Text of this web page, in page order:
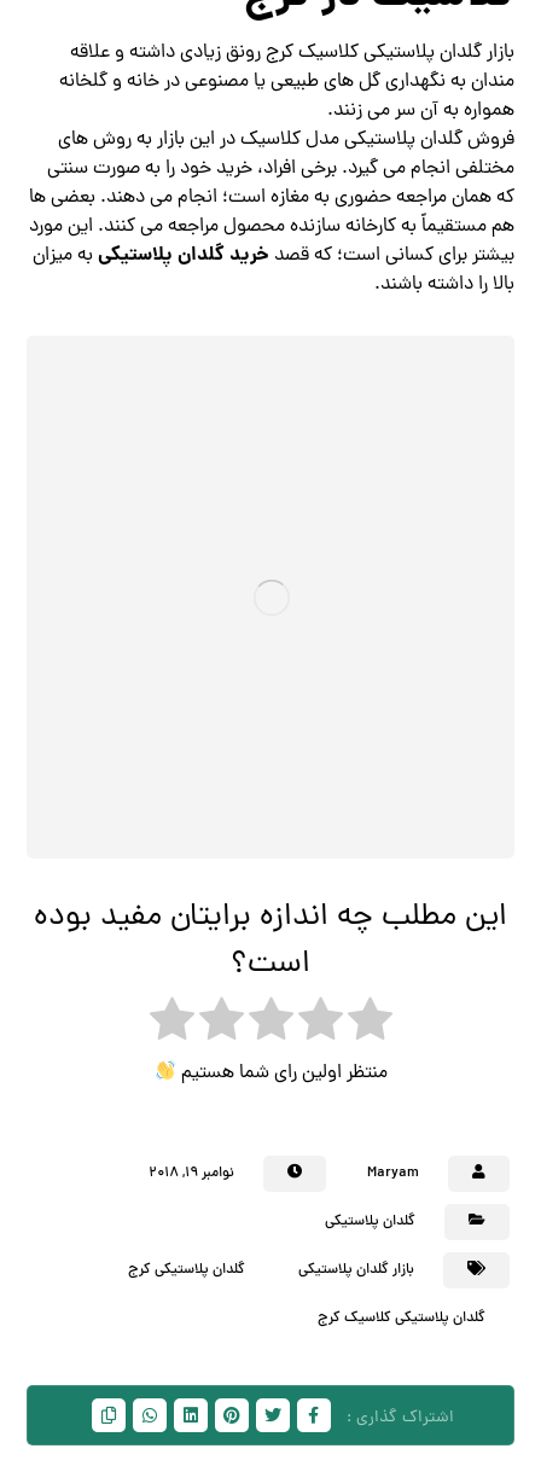
بازار گلدان پلاستیکی کلاسیک کرج رونق زیادی داشته و علاقه
مندان به نگهداری گل های طبیعی یا مصنوعی در خانه و گلخانه
همواره به آن سر می زنند.
فروش گلدان پلاستیکی مدل کلاسیک در این بازار به روش های
مختلفی انجام می گیرد. برخی افراد، خرید خود را به صورت سنتی
که همان مراجعه حضوری به مغازه است؛ انجام می دهند. بعضی ها
هم مستقیماً به کارخانه سازنده محصول مراجعه می کنند. این مورد
بیشتر برای کسانی است؛ که قصد خرید گلدان پلاستیکی به میزان
بالا را داشته باشند.
این مطلب چه اندازه برایتان مفید بوده
است؟
منتظر اولین رای شما هستیم
Maryam نوامبر ۱۹, ۲۰۱۸
گلدان پلاستیکی
بازار گلدان پلاستیکی گلدان پلاستیکی کرج
گلدان پلاستیکی کلاسیک کرج